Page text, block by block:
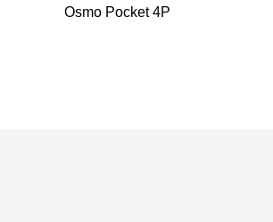
Osmo Pocket 4P